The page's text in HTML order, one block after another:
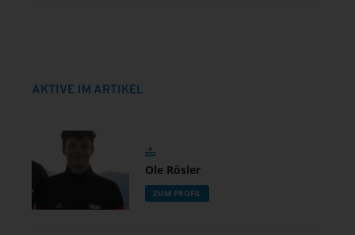
AKTIVE IM ARTIKEL
Ole Rösler
ZUM PROFIL